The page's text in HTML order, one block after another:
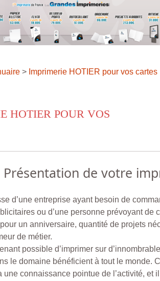
> Imprimerie HOTIER pour vos cartes
HOTIER POUR VOS
Présentation de votre
d’une entreprise ayant besoin de
ou d’une personne prévoyant de
un anniversaire, quantité de projets
de métier.
possible d’imprimer sur
le domaine bénéficient à tout le monde.
une connaissance pointue de l’activité, et